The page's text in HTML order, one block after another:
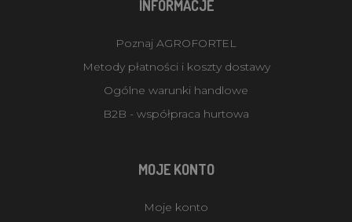
INFORMACJE
Poznaj AGROFORTEL
Metody płatności i koszty dostawy
Ogólne warunki handlowe
B2B - współpraca hurtowa
MOJE KONTO
Moje konto